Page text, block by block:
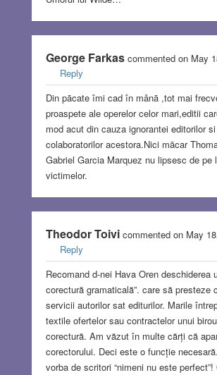
George Farkascommented on May
Reply
Din pācate îmi cad în mânā ,tot mai
proaspete ale operelor celor mari,editii
mod acut din cauza ignorantei editorilor si
colaboratorilor acestora.Nici mācar
Gabriel Garcia Marquez nu lipsesc de pe
victimelor.
Theodor Toivicommented on May
Reply
Recomand d-nei Hava Oren deschiderea
corectură gramaticală”. care să presteze
servicii autorilor sat editurilor. Marile
textile ofertelor sau contractelor unui
corectură. Am văzut în multe cărți că
corectorului. Deci este o funcție
vorba de scritori “nimeni nu este